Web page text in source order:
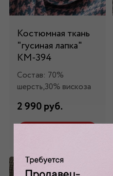
Костюмная ткань
"гусиная лапка"
КМ-394
Состав: 70%
шерсть,30% вискоза
2 990 руб.